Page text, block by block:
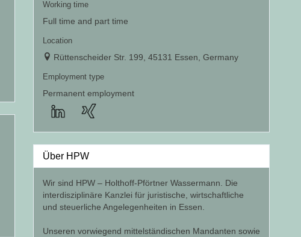
Working time
Full time and part time
Location
Rüttenscheider Str. 199, 45131 Essen, Germany
Employment type
Permanent employment
Über HPW
Wir sind HPW – Holthoff-Pförtner Wassermann. Die
interdisziplinäre Kanzlei für juristische, wirtschaftliche
und steuerliche Angelegenheiten in Essen.
Unseren vorwiegend mittelständischen Mandanten sowie